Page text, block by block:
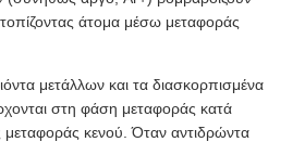
άτομα μέσω μεταφοράς
μετάλλων και τα διασκορπισμένα
στη φάση μεταφοράς κατά
μεταφοράς κενού. Όταν αντιδρώντα